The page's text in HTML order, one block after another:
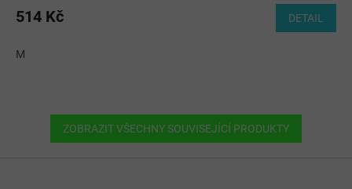
514 Kč DETAIL
M
ZOBRAZIT VŠECHNY SOUVISEJÍCÍ PRODUKTY